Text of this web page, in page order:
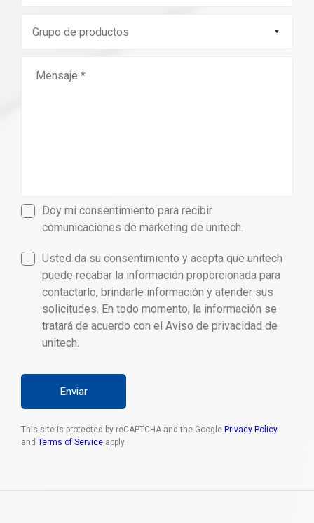
Doy mi consentimiento para recibir
comunicaciones de marketing de unitech.
Usted da su consentimiento y acepta que unitech
puede recabar la información proporcionada para
contactarlo, brindarle información y atender sus
solicitudes. En todo momento, la información se
tratará de acuerdo con el Aviso de privacidad de
unitech.
Enviar
This site is protected by reCAPTCHA and the Google Privacy Policy
and Terms of Service apply.